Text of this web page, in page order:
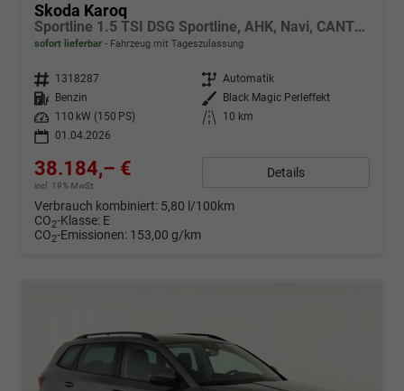
Skoda Karoq
Sportline 1.5 TSI DSG Sportline, AHK, Navi, CANTON, Matrix, AreaView, Side, Kamera, el. Klappe, FS-beheizbar
sofort lieferbar Fahrzeug mit Tageszulassung
Fahrzeugnr. 1318287 Getriebe Automatik
Kraftstoff
Benzin Außenfarbe
Black Magic Perleffekt
Leistung
110 kW (150 PS) Kilometerstand
10 km
01.04.2026
38.184,– €
incl. 19% MwSt.
Details
Verbrauch kombiniert: 5,80 l/100km
CO2-Klasse: E
CO2-Emissionen: 153,00 g/km